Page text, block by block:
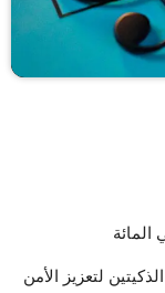
لتعزيز الأمن